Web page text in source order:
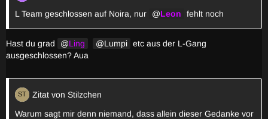
L Team geschlossen auf Noira, nur
Leon fehlt noch
Hast du grad Ling Lumpi etc aus der L-Gang
ausgeschlossen? Aua
Zitat von Stilzchen
Warum sagt mir denn niemand, dass allein dieser Gedanke vor